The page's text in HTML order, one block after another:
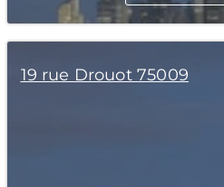
19 rue Drouot 75009